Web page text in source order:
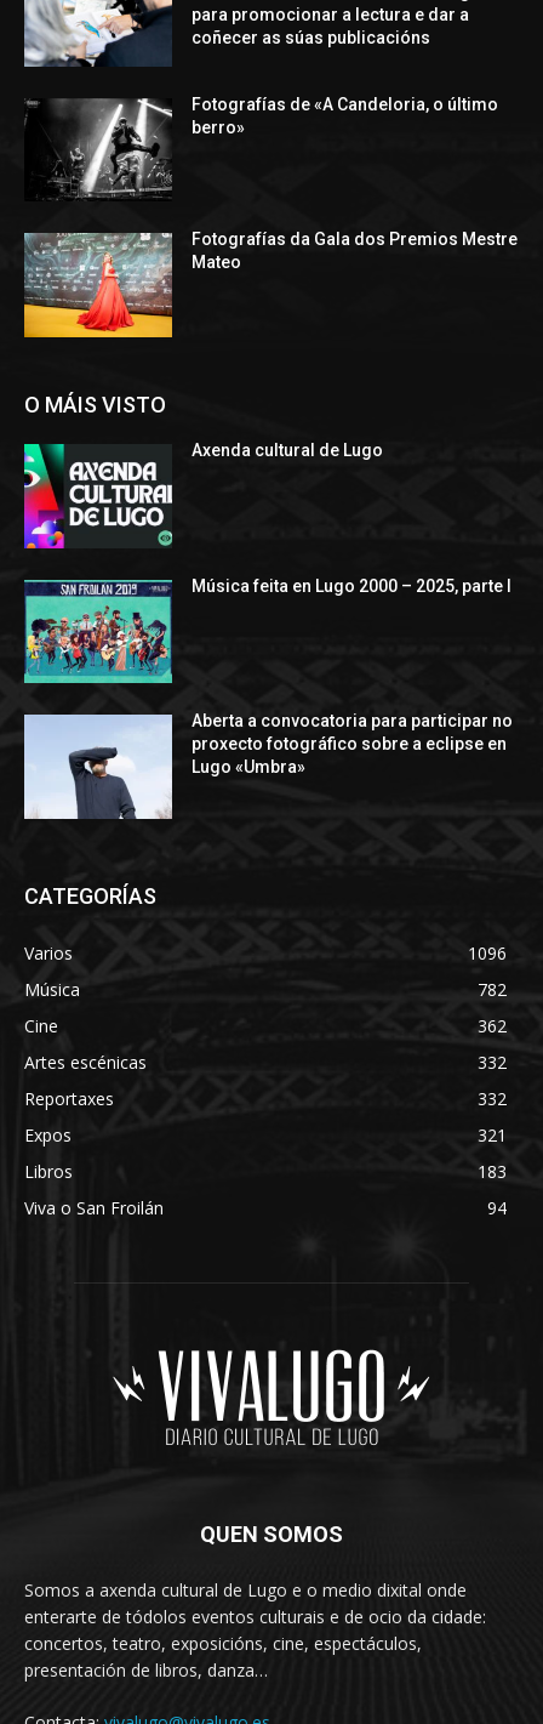
para promocionar a lectura e dar a
coñecer as súas publicacións
Fotografías de «A Candeloria, o último
berro»
Fotografías da Gala dos Premios Mestre
Mateo
O MÁIS VISTO
Axenda cultural de Lugo
Música feita en Lugo 2000 – 2025, parte I
Aberta a convocatoria para participar no
proxecto fotográfico sobre a eclipse en
Lugo «Umbra»
CATEGORÍAS
Varios
1096
Música
782
Cine
362
Artes escénicas
332
Reportaxes
332
Expos
321
Libros
183
Viva o San Froilán
94
QUEN SOMOS
Somos a axenda cultural de Lugo e o medio dixital onde
enterarte de tódolos eventos culturais e de ocio da cidade:
concertos, teatro, exposicións, cine, espectáculos,
presentación de libros, danza…